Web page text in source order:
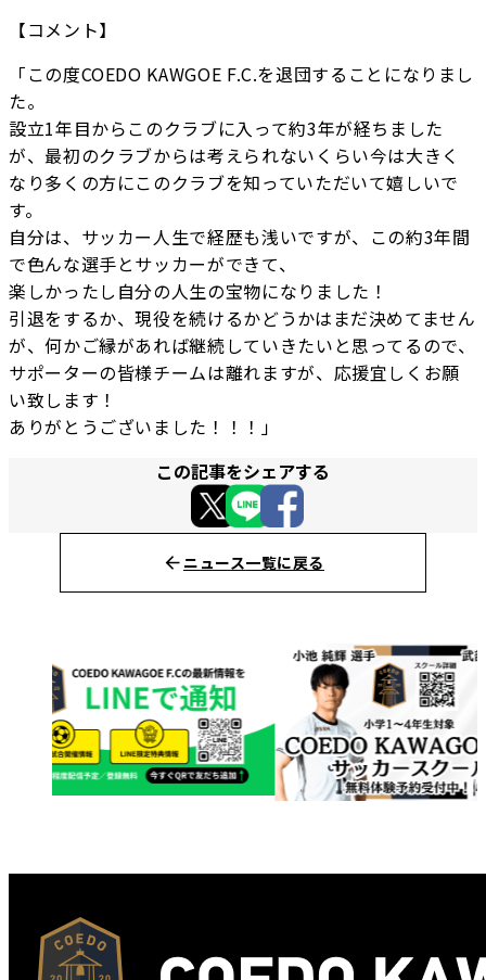
【コメント】
「この度COEDO KAWGOE F.C.を退団することになりまし
た。
設立1年目からこのクラブに入って約3年が経ちました
が、最初のクラブからは考えられないくらい今は大きく
なり多くの方にこのクラブを知っていただいて嬉しいで
す。
自分は、サッカー人生で経歴も浅いですが、この約3年間
で色んな選手とサッカーができて、
楽しかったし自分の人生の宝物になりました！
引退をするか、現役を続けるかどうかはまだ決めてません
が、何かご縁があれば継続していきたいと思ってるので、
サポーターの皆様チームは離れますが、応援宜しくお願
い致します！
ありがとうございました！！！」
この記事をシェアする
ニュース一覧に戻る